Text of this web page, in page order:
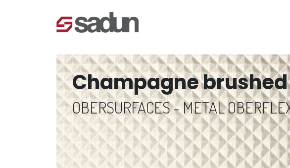
Champagne brushed
OBERSURFACES - METAL